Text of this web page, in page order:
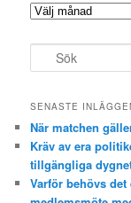
Arkiv
ö
SENASTE
När matchen
Kräv av era
tillgängliga
Varför behövs